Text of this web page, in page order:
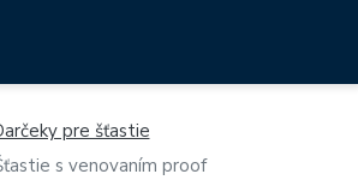
pre šťastie
s venovaním proof